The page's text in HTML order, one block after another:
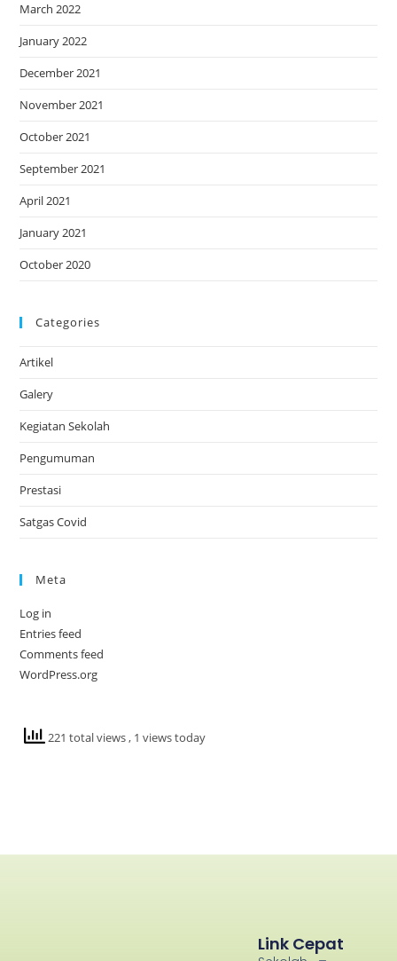
March 2022
January 2022
December 2021
November 2021
October 2021
September 2021
April 2021
January 2021
October 2020
Categories
Artikel
Galery
Kegiatan Sekolah
Pengumuman
Prestasi
Satgas Covid
Meta
Log in
Entries feed
Comments feed
WordPress.org
221 total views, 1 views today
Link Cepat